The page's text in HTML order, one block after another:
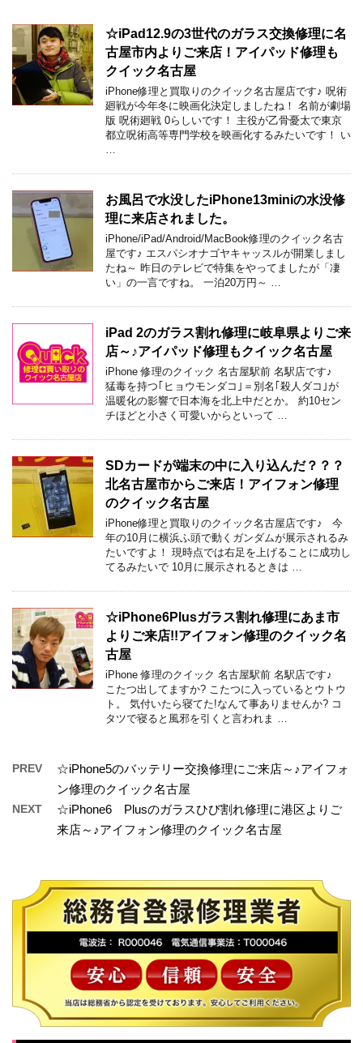
☆iPad12.9の3世代のガラス交換修理に名
古屋市内よりご来店！アイパッド修理も
クイック名古屋
iPhone修理と買取りのクイック名古屋店です♪ 呪術
廻戦が今年冬に映画化決定しましたね！ 名前が劇場
版 呪術廻戦 0らしいです！ 主役が乙骨憂太で東京
都立呪術高等専門学校を映画化するみたいです！ い
お風呂で水没したiPhone13miniの水没修
理に来店されました。
iPhone/iPad/Android/MacBook修理のクイック名古
屋です♪ エスパシオナゴヤキャッスルが開業しまし
たね～ 昨日のテレビで特集をやってましたが「凄
い」の一言ですね。 一泊20万円～ …
iPad 2のガラス割れ修理に岐阜県よりご来
店～♪アイパッド修理もクイック名古屋
iPhone 修理のクイック 名古屋駅前 名駅店です♪
猛毒を持つ｢ヒョウモンダコ｣＝別名｢殺人ダコ｣が
温暖化の影響で日本海を北上中だとか。 約10セン
チほどと小さく可愛いからといって …
SDカードが端末の中に入り込んだ？？？
北名古屋市からご来店！アイフォン修理
のクイック名古屋
iPhone修理と買取りのクイック名古屋店です♪ 今
年の10月に横浜ふ頭で動くガンダムが展示されるみ
たいですよ！ 現時点では右足を上げることに成功し
てるみたいで 10月に展示されるときは …
☆iPhone6Plusガラス割れ修理にあま市
よりご来店!!アイフォン修理のクイック名
古屋
iPhone 修理のクイック 名古屋駅前 名駅店です♪
こたつ出してますか? こたつに入っているとウトウ
ト。 気付いたら寝てた!なんて事ありませんか? コ
タツで寝ると風邪を引くと言われま …
PREV
☆iPhone5のバッテリー交換修理にご来店～♪アイフォ
ン修理のクイック名古屋
NEXT
☆iPhone6 Plusのガラスひび割れ修理に港区よりご
来店～♪アイフォン修理のクイック名古屋